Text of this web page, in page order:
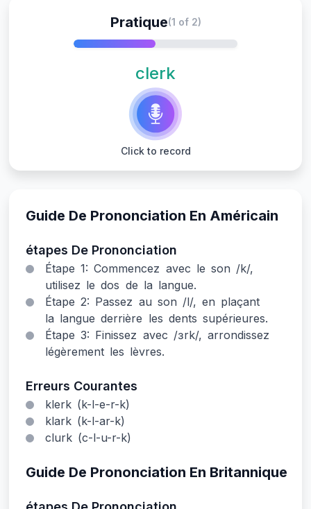
Guide De Prononciation En Américain
étapes De Prononciation
Étape 1: Commencez avec le son /k/,
utilisez le dos de la langue.
Étape 2: Passez au son /l/, en plaçant
la langue derrière les dents supérieures.
Étape 3: Finissez avec /ɜrk/, arrondissez
légèrement les lèvres.
Erreurs Courantes
klerk (k-l-e-r-k)
klark (k-l-ar-k)
clurk (c-l-u-r-k)
Guide De Prononciation En Britannique
Pratique(1 of 2)
clerk
Click to record